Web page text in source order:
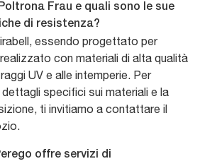
Frau e quali sono le sue
di resistenza?
essendo progettato per
con materiali di alta qualità
UV e alle intemperie. Per
specifici sui materiali e la
ti invitiamo a contattare il
offre servizi di